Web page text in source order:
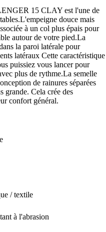
15 CLAY est l'une de
douce mais
à un col plus épais pour
autour de votre pied.La
la paroi latérale pour
latéraux Cette caractéristique
puissiez vous lancer pour
plus de rythme.La semelle
de rainures séparées
grande. Cela crée des
confort général.
/ textile
à l'abrasion